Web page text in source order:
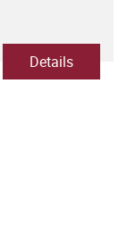
Details